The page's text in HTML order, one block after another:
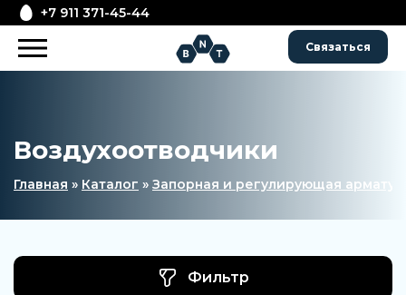
+7 911 371-45-44
Связаться
Воздухоотводчики
Главная » Каталог » Запорная и регулирующая
Фильтр